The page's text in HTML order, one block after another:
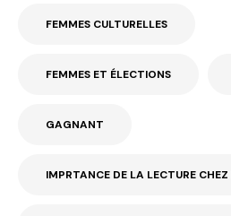
FEMMES CULTURELLES
FEMMES ET ÉLECTIONS
GAGNANT
IMPRTANCE DE LA LECTURE CHEZ